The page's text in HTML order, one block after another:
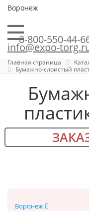
Воронеж
8-800-550-44-
info@expo-
Главная страница
Бумажно-слоистый
Воронеж